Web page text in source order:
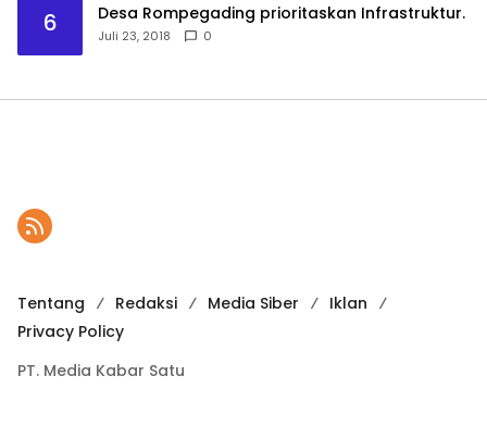
6 Desa Rompegading prioritaskan Infrastruktur.
Juli 23, 2018 0
Tentang Redaksi Media Siber
Iklan
Privacy Policy
PT. Media Kabar Satu